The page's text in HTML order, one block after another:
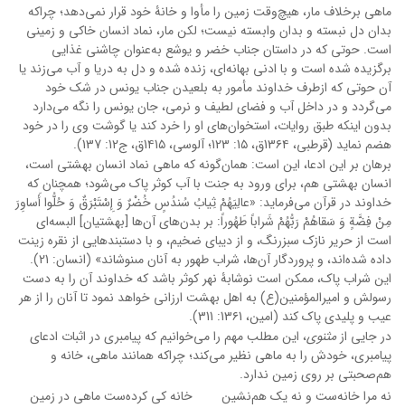
ماهی برخلاف مار، هیچ‌وقت زمین را مأوا و خانۀ خود قرار نمی‌دهد؛ چراکه
بدان دل نبسته و بدان وابسته نیست؛ لکن مار، نماد انسان خاکی و زمینی
است. حوتی که در داستان جناب خضر و یوشع به‌عنوان چاشنی غذایی
برگزیده شده است و با ادنی بهانه‌ای، زنده شده و دل به دریا و آب می‌زند یا
آن حوتی که ازطرف خداوند مأمور به بلعیدن جناب یونس در شک خود
می‌گردد و در داخل آب و فضای لطیف و نرمی، جان یونس را نگه می‌دارد
بدون اینکه طبق روایات، استخوان‌های او را خرد کند یا گوشت وی را در خود
هضم نماید (قرطبی، 13۶۴ق، 1۵: 123؛ آلوسی، 1۴1۵ق، ج12: 137).
برهان بر این ادعا، این است: همان‌گونه که ماهی نماد انسان بهشتی است،
انسان بهشتی هم، برای ورود به جنت با آب کوثر پاک می‌شود؛ همچنان ‌که
خداوند در قرآن می‌فرماید: «عالِیَهُمْ ثِیابُ سُندُسٍ خُضْرٌ وَ إِسْتَبْرَقٌ وَ حُلُّوا أَساوِرَ
مِنْ فِضَّةٍ وَ سَقاهُمْ رَبُّهُمْ شَراباً طَهُوراً: بر بدن‌های آن‌ها [بهشتیان‏] البسه‌ای
است از حریر نازک سبزرنگ، و از دیباى ضخیم، و با دستبندهایى از نقره زینت
داده شده‌اند، و پروردگار آن‌ها، شراب طهور به آنان مى‏نوشاند» (انسان: 21).
این شراب پاک، ممکن است نوشابۀ نهر کوثر باشد که خداوند آن را به دست
رسولش و امیرالمؤمنین(ع) به اهل بهشت ارزانی خواهد نمود تا آنان را از هر
عیب و پلیدی پاک کند (امین، 13۶1: 311).
در جایی ازمثنوی، این مطلب مهم را می‌خوانیم که پیامبری در اثبات ادعای
پیامبری، خودش را به ماهی نظیر می‌کند؛ چراکه همانند ماهی، خانه و
هم‌صحبتی بر روی زمین ندارد.
نه مرا خانه‌ست و نه یک هم‌نشین
خانه کی کرده‌ست ماهی در زمین